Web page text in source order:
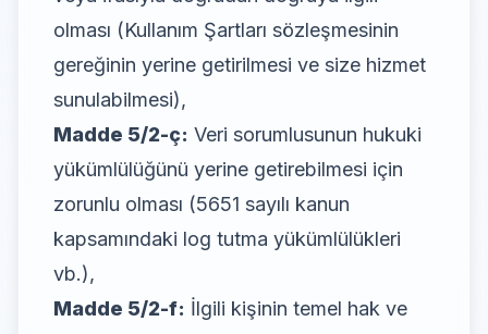
olması (Kullanım Şartları sözleşmesinin
gereğinin yerine getirilmesi ve size hizmet
sunulabilmesi),
Madde 5/2-ç: Veri sorumlusunun hukuki
yükümlülüğünü yerine getirebilmesi için
zorunlu olması (5651 sayılı kanun
kapsamındaki log tutma yükümlülükleri
vb.),
Madde 5/2-f: İlgili kişinin temel hak ve